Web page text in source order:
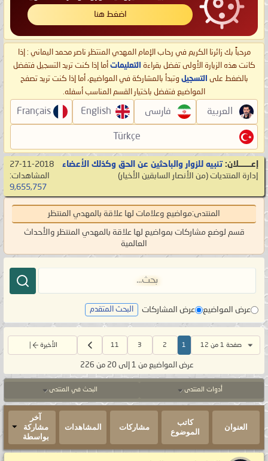
اضغط هنا
مرحباً بك زائرنا الكريم في رحاب الإمام المهدي المنتظر ناصر محمد اليماني : إذا
كانت هذه الزيارة الأولى تفضل بقراءة التعليمات أما إذا كنت تريد التسجيل فتفضل
بالضغط على التسجيل وتبدأ بالمشاركة في المواضيع، أما إذا كنت تريد تصفح
المواضيع فتفضل باختيار القسم المناسب أسفله.
العربية فارسی English
Français
Türkçe
إعـــــــلان: تنبيه للزوار والباحثين عن الحق وكذلك الأعضاء
إدارة المنتديات ‏(من الأنصار السابقين الأخيار)
27-11-2018
المشاهدات:
9,655,757
المنتدى:مواضيع وعلامات لها علاقة بالمهدي المنتظر
قسم لوضع مشاركات بمواضيع لها علاقة بالمهدي المنتظر والأحداث
العالمية
عرض المواضيع عرض المشاركات البحث المتقدم
صفحة 1 من 12 1
2
3
11 الأخيرة
عرض المواضيع من 1 إلى 20 من 226
أدوات المنتدى البحث في المنتدى
العنوان
كاتب
الموضوع
مشاركات المشاهدات
آخر
مشاركة
بواسطة